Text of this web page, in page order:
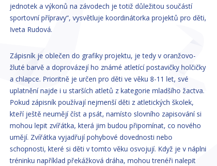
jednotek a výkonů na závodech je totiž důležitou součástí
sportovní přípravy“, vysvětluje koordinátorka projektů pro děti,
Iveta Rudová.
Zápisník je oblečen do grafiky projektu, je tedy v oranžovo-
žluté barvě a doprovázejí ho známé atletící postavičky holčičky
a chlapce. Prioritně je určen pro děti ve věku 8-11 let, své
uplatnění najde i u starších atletů z kategorie mladšího žactva.
Pokud zápisník používají nejmenší děti z atletických školek,
kteří ještě neumějí číst a psát, namísto slovního zapisování si
mohou lepit zvířátka, která jim budou připomínat, co nového
umějí. Zvířátka vyjadřují pohybové dovednosti nebo
schopnosti, které si děti v tomto věku osvojují. Když je v náplni
tréninku například překážková dráha, mohou trenéři nalepit